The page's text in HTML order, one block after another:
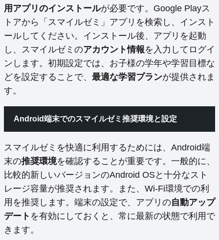
用アプリのインストールが必要です。Google Playス
トアから「スマイルゼミ」アプリを検索し、インスト
ールしてください。インストール後、アプリを起動
し、スマイルゼミのアカウント情報を入力してログイ
ンします。初期設定では、お子様の学年や学習目標な
どを設定することで、 最適な学習プランが提供されま
す。
Android端末でのスマイルゼミ推奨環境と設定
スマイルゼミを快適に利用するためには、Android端
末の推奨環境を確認することが重要です。一般的に、
比較的新しいバージョンのAndroid OSと十分なスト
レージ容量が推奨されます。また、Wi-Fi環境での利
用を推奨します。端末の設定で、アプリの自動アップ
デート を有効にしておくと、常に最新の状態で利用で
きます。